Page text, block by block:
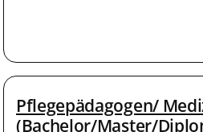
Pflegepädagogen/
(Bachelor/Master/